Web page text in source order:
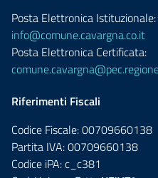
Posta Elettronica
info@comune.cavargna.co.it
Posta Elettronica Certificata:
Riferimenti Fiscali
Codice Fiscale: 00709660138
Partita IVA: 00709660138
Codice iPA: c_c381